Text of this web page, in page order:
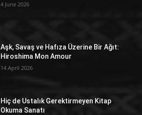
4 June 2026
Aşk, Savaş ve Hafıza Üzerine Bir Ağıt:
Hiroshima Mon Amour
14 April 2026
Hiç de Ustalık Gerektirmeyen Kitap
Okuma Sanatı